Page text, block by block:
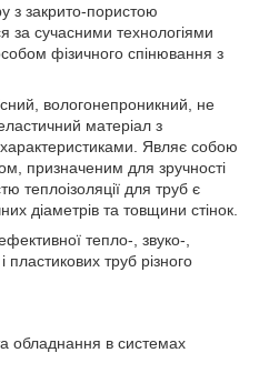
з закрито-пористою
за сучасними технологіями
фізичного спінювання з
вологонепроникний, не
матеріал з
Являє собою
призначеним для зручності
теплоізоляції для труб є
діаметрів та товщини стінок.
тепло-, звуко-,
пластикових труб різного
обладнання в системах